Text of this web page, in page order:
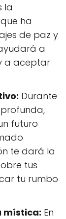
la
ha
de paz y
a
a aceptar
Durante
futuro
te dará la
tus
tu rumbo
mística: En